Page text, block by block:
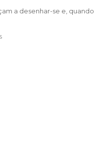
a desenhar-se e, quando